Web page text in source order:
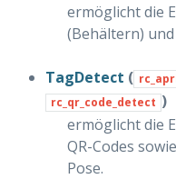
ermöglicht die
(Behältern)
TagDetect (
rc_qr_code_detect )
ermöglicht die
QR-Codes
Pose.